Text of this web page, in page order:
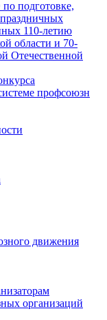
подготовке,
110-летию
области и 70-
Отечественной
профсоюзн
движения
организаций